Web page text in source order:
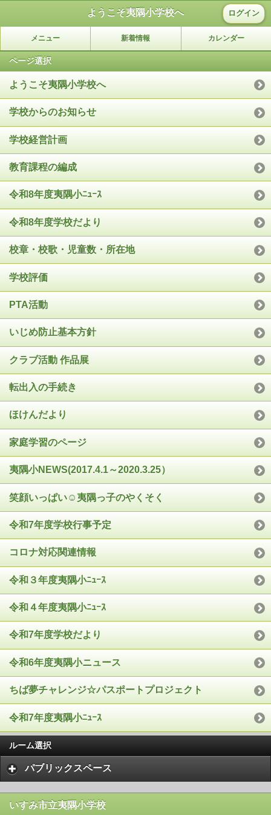
ようこそ夷隅小学校へ ログイン
メニュー 新着情報 カレンダー
ページ選択
ようこそ夷隅小学校へ
学校からのお知らせ
学校経営計画
教育課程の編成
令和8年度夷隅小ﾆｭｰｽ
令和8年度学校だより
校章・校歌・児童数・所在地
学校評価
PTA活動
いじめ防止基本方針
クラブ活動 作品展
転出入の手続き
ほけんだより
家庭学習のページ
夷隅小NEWS(2017.4.1～2020.3.25）
笑顔いっぱい☺夷隅っ子のやくそく
令和7年度学校行事予定
コロナ対応関連情報
令和３年度夷隅小ﾆｭｰｽ
令和４年度夷隅小ﾆｭｰｽ
令和7年度学校だより
令和6年度夷隅小ニュース
ちば夢チャレンジ☆パスポートプロジェクト
令和7年度夷隅小ﾆｭｰｽ
ルーム選択
パブリックスペース
いすみ市立夷隅小学校